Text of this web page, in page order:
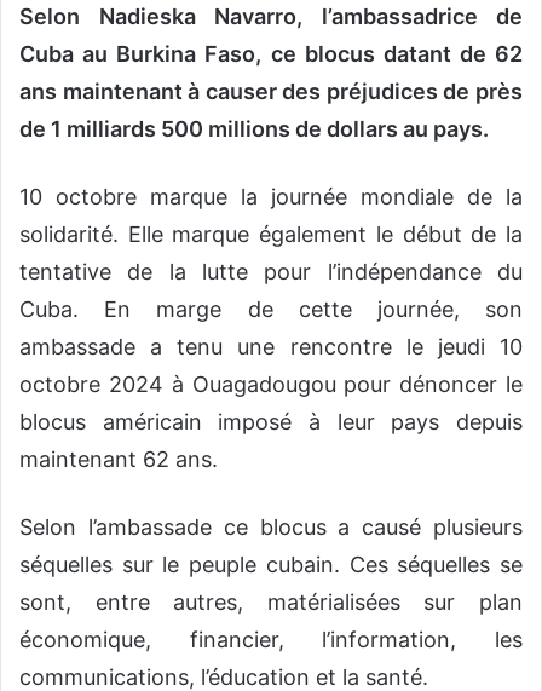
Selon Nadieska Navarro, l’ambassadrice de
Cuba au Burkina Faso, ce blocus datant de 62
ans maintenant à causer des préjudices de près
de 1 milliards 500 millions de dollars au pays.
10 octobre marque la journée mondiale de la
solidarité. Elle marque également le début de la
tentative de la lutte pour l’indépendance du
Cuba. En marge de cette journée, son
ambassade a tenu une rencontre le jeudi 10
octobre 2024 à Ouagadougou pour dénoncer le
blocus américain imposé à leur pays depuis
maintenant 62 ans.
Selon l’ambassade ce blocus a causé plusieurs
séquelles sur le peuple cubain. Ces séquelles se
sont, entre autres, matérialisées sur plan
économique, financier, l’information, les
communications, l’éducation et la santé.